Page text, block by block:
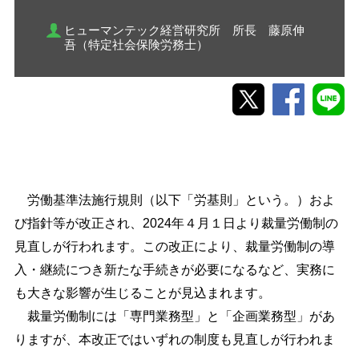
ヒューマンテック経営研究所 所長 藤原伸
吾（特定社会保険労務士）
労働基準法施行規則（以下「労基則」という。）およ
び指針等が改正され、2024年４月１日より裁量労働制の
見直しが行われます。この改正により、裁量労働制の導
入・継続につき新たな手続きが必要になるなど、実務に
も大きな影響が生じることが見込まれます。
裁量労働制には「専門業務型」と「企画業務型」があ
りますが、本改正ではいずれの制度も見直しが行われま